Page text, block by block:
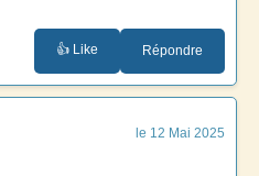
👍 Like Répondre
le 12 Mai 2025